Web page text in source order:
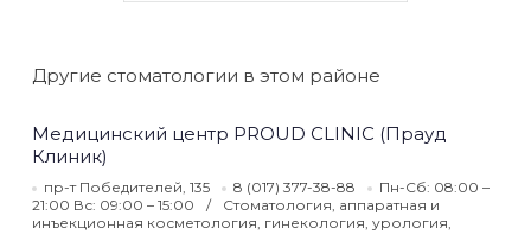
Другие стоматологии в этом районе
Медицинский центр PROUD CLINIC (Прауд
Клиник)
пр-т Победителей, 135 8 (017) 377-38-88
Пн-Сб: 08:00 –
21:00 Вс: 09:00 – 15:00
Стоматология, аппаратная и
инъекционная косметология, гинекология, урология,